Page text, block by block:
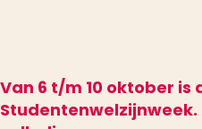
Van 6 t/m 10 oktober is
Studentenwelzijnweek.